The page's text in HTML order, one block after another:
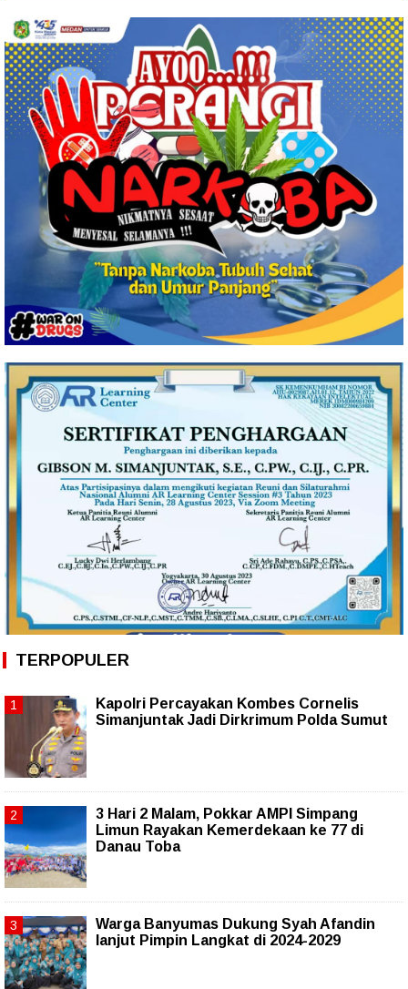
TERPOPULER
Kapolri Percayakan Kombes Cornelis
Simanjuntak Jadi Dirkrimum Polda Sumut
3 Hari 2 Malam, Pokkar AMPI Simpang
Limun Rayakan Kemerdekaan ke 77 di
Danau Toba
Warga Banyumas Dukung Syah Afandin
lanjut Pimpin Langkat di 2024-2029